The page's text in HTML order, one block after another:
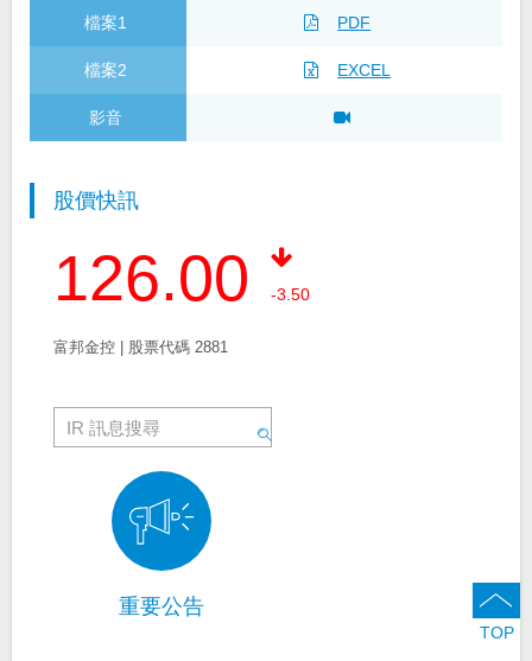
PDF
EXCEL
股價快訊
126.00 -3.50
富邦金控 | 股票代碼 2881
重要公告
TOP